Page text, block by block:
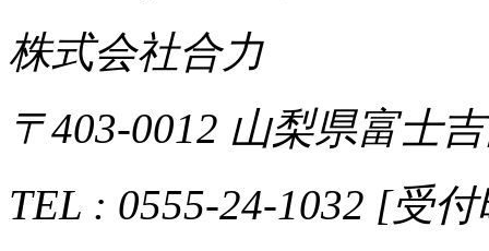
株式会社合力
〒403-0012 山梨県富士
TEL : 0555-24-1032 [受